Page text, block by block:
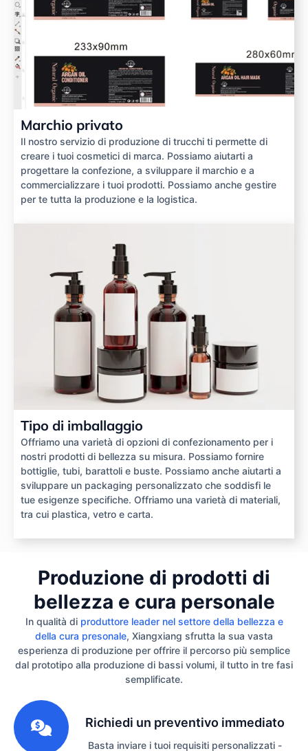
Marchio privato
Il nostro servizio di produzione di trucchi ti permette di
creare i tuoi cosmetici di marca. Possiamo aiutarti a
progettare la confezione, a sviluppare il marchio e a
commercializzare i tuoi prodotti. Possiamo anche gestire
per te tutta la produzione e la logistica.
Tipo di imballaggio
Offriamo una varietà di opzioni di confezionamento per i
nostri prodotti di bellezza su misura. Possiamo fornire
bottiglie, tubi, barattoli e buste. Possiamo anche aiutarti a
sviluppare un packaging personalizzato che soddisfi le
tue esigenze specifiche. Offriamo una varietà di materiali,
tra cui plastica, vetro e carta.
Produzione di prodotti di
bellezza e cura personale
In qualità di produttore leader nel settore della bellezza e
della cura presonale, Xiangxiang sfrutta la sua vasta
esperienza di produzione per offrire il percorso più semplice
dal prototipo alla produzione di bassi volumi, il tutto in tre fasi
semplificate.
Richiedi un preventivo immediato
Basta inviare i tuoi requisiti personalizzati -